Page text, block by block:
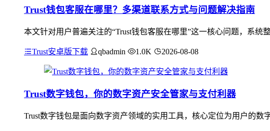
Trust钱包客服在哪里？多渠道联系方式与问题解决指南
本文针对用户普遍关注的“Trust钱包客服在哪里”这一核心问题，系
Trust安卓版下载 qbadmin 1.0K 2026-08-08
Trust数字钱包，你的数字资产安全管家与支付利器
Trust数字钱包是面向数字资产领域的实用工具，核心定位为用户的